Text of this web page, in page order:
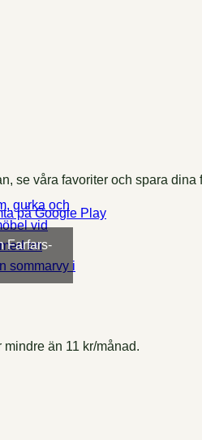
Farfars-
se våra favoriter och spara dina
än 11 kr/månad.